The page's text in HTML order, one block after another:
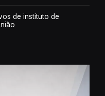
de instituto de